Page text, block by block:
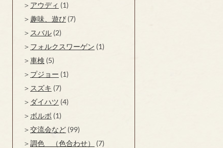
アウディ (1)
趣味、遊び (7)
スバル (2)
フォルクスワーゲン (1)
車検 (5)
プジョー (1)
スズキ (7)
ダイハツ (4)
ボルボ (1)
交流会など (99)
調色 （色合わせ）
(7)